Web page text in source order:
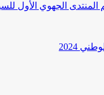
المنتدى الجهوي الأول
2024